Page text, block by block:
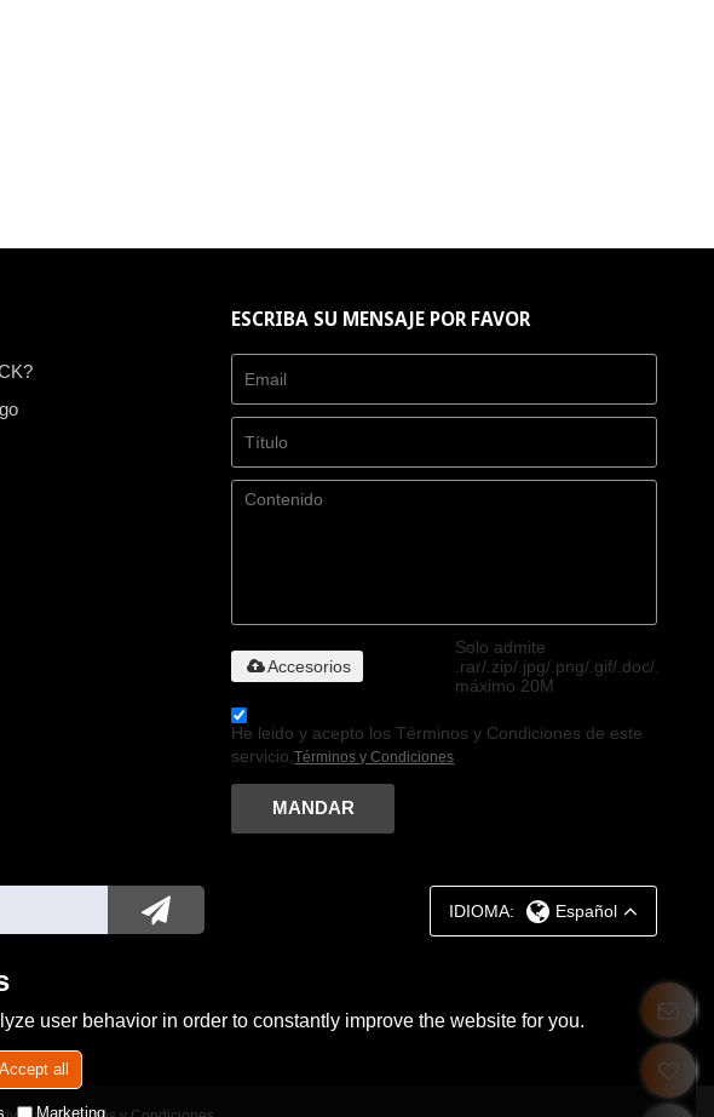
ESCRIBA SU MENSAJE POR FAVOR
Solo admite
.rar/.zip/.jpg/.png/.gif/.doc/.xls/
máximo 20M
Accesorios
He leido y acepto los Términos y Condiciones de este
servicio,Términos y Condiciones
MANDAR
IDIOMA: Español
user behavior in order to constantly improve the website for you.
Accept all
Marketing